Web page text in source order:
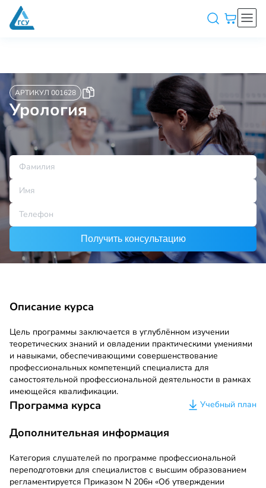
АРТИКУЛ 001628
Урология
Получить консультацию
Описание курса
Цель программы заключается в углублённом изучении
теоретических знаний и овладении практическими умениями
и навыками, обеспечивающими совершенствование
профессиональных компетенций специалиста для
самостоятельной профессиональной деятельности в рамках
имеющейся квалификации.
Программа курса Учебный план
Дополнительная информация
Категория слушателей по программе профессиональной
переподготовки для специалистов с высшим образованием
регламентируется Приказом N 206н «Об утверждении